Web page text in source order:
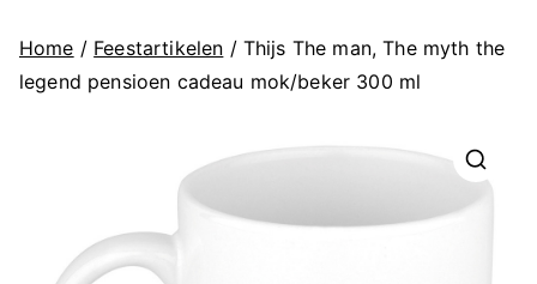
Home / Feestartikelen / Thijs The man, The myth the
legend pensioen cadeau mok/beker 300 ml